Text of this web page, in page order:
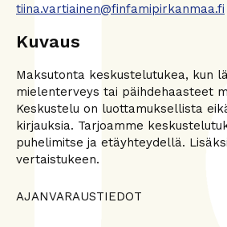
tiina.vartiainen@finfamipirkanmaa.fi
Kuvaus
Maksutonta keskustelutukea, kun
mielenterveys tai päihdehaasteet
Keskustelu on luottamuksellista
kirjauksia. Tarjoamme
puhelimitse ja etäyhteydellä.
vertaistukeen.
AJANVARAUSTIEDOT